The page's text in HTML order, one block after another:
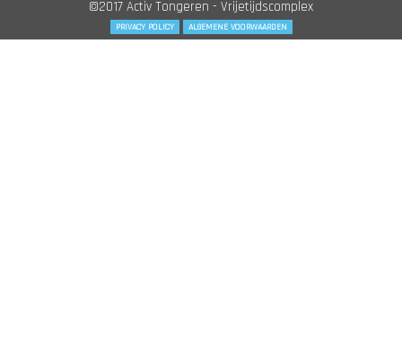
©2017 Activ Tongeren - Vrijetijdscomplex
PRIVACY POLICY ALGEMENE VOORWAARDEN